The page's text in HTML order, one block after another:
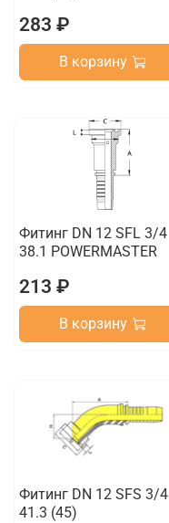
283 ₽
В корзину
Фитинг DN 12 SFL 3/4
38.1 POWERMASTER
213 ₽
В корзину
Фитинг DN 12 SFS 3/4
41.3 (45)